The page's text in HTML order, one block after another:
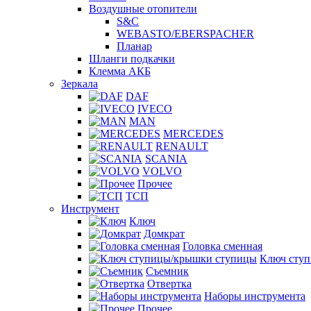
Воздушные отопители
S&C
WEBASTO/EBERSPACHER
Планар
Шланги подкачки
Клемма АКБ
Зеркала
DAF
IVECO
MAN
MERCEDES
RENAULT
SCANIA
VOLVO
Прочее
ТСП
Инструмент
Ключ
Домкрат
Головка сменная
Ключ
Съемник
Отвертка
Наборы инструмента
Прочее